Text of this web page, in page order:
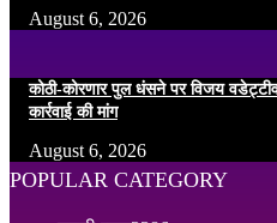
August 6, 2026
कोठी-कोरणार पुल धंसने पर विजय
कार्रवाई की मांग
August 6, 2026
POPULAR CATEGORY